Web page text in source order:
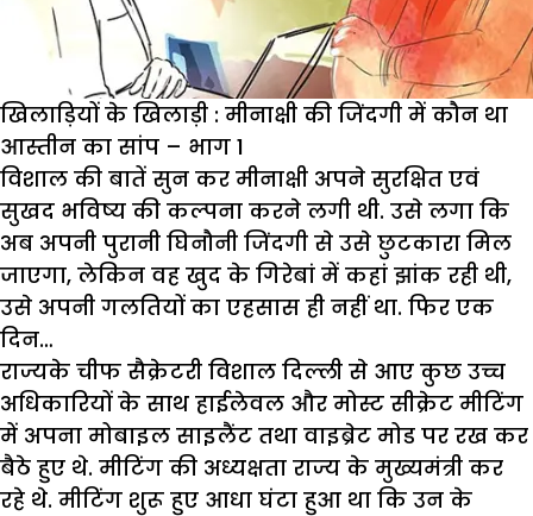
खिलाड़ियों के खिलाड़ी : मीनाक्षी की जिंदगी में कौन था
आस्तीन का सांप – भाग 1
विशाल की बातें सुन कर मीनाक्षी अपने सुरक्षित एवं
सुखद भविष्य की कल्पना करने लगी थी. उसे लगा कि
अब अपनी पुरानी घिनौनी जिंदगी से उसे छुटकारा मिल
जाएगा, लेकिन वह खुद के गिरेबां में कहां झांक रही थी,
उसे अपनी गलतियों का एहसास ही नहीं था. फिर एक
दिन…
राज्यके चीफ सैक्रेटरी विशाल दिल्ली से आए कुछ उच्च
अधिकारियों के साथ हाईलेवल और मोस्ट सीक्रेट मीटिंग
में अपना मोबाइल साइलैंट तथा वाइब्रेट मोड पर रख कर
बैठे हुए थे. मीटिंग की अध्यक्षता राज्य के मुख्यमंत्री कर
रहे थे. मीटिंग शुरू हुए आधा घंटा हुआ था कि उन के